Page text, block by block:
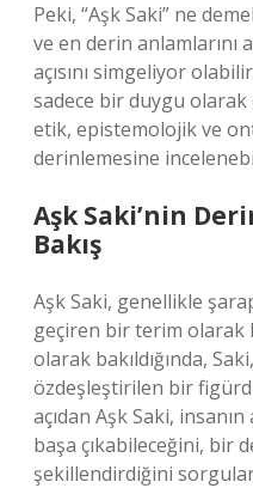
Peki, “Aşk Saki” ne
ve en derin anlamlarını
açısını simgeliyor
sadece bir duygu olarak
etik, epistemolojik ve
derinlemesine
Aşk Saki’nin
Bakış
Aşk Saki, genellikle
geçiren bir terim olarak
olarak bakıldığında,
özdeşleştirilen bir
açıdan Aşk Saki,
başa çıkabileceğini, bir
şekillendirdiğini